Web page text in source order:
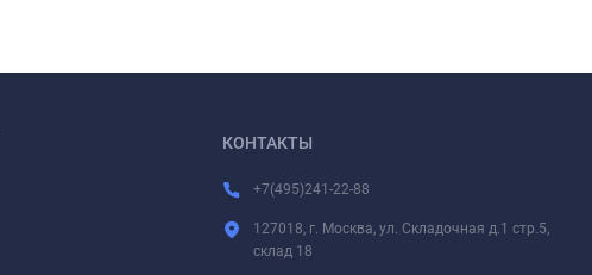
КОНТАКТЫ
+7(495)241-22-88
127018, г. Москва, ул. Складочная д.1 стр.5,
склад 18